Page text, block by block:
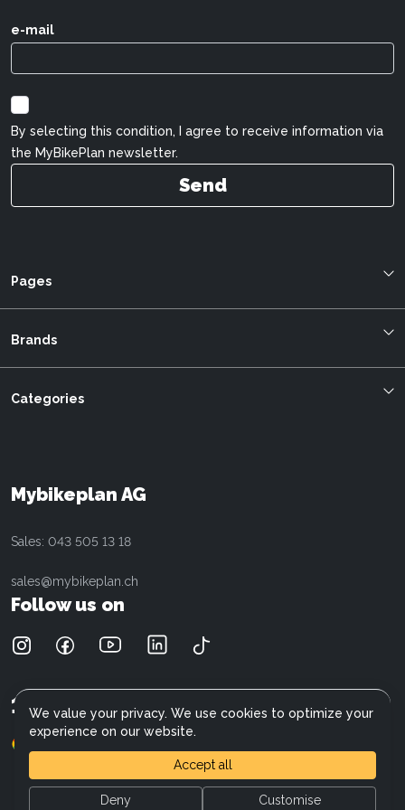
We value your privacy. We use cookies to optimize your
experience on our website.
Accept all
Deny Customise
e-mail
By selecting this condition, I agree to receive information via
the MyBikePlan newsletter.
Send
Pages
About us
Swissbilling
Referral program
Careers
Brands
Bergstrom
Cresta
Electra
Giant
Moustache
Kalkhoff
Mercedes-AMG F1 Team
Superior
Categories
Mybikeplan AG
Sales: 043 505 13 18
sales@mybikeplan.ch
Follow us on
15'000+Customers